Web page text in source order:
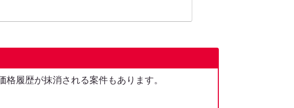
格履歴が抹消される案件もあります。